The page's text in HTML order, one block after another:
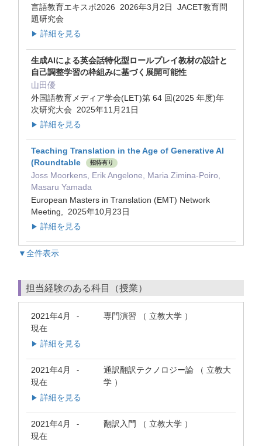
言語教育エキスポ2026 2026年3月2日 JACET教育問
題研究会
▶ 詳細を見る
⽣成AIによる英会話特化型ロールプレイ教材の設計と
⾃⼰調整学習の枠組みに基づく展開可能性
山田優
外国語教育メディア学会(LET)第 64 回(2025 年度)年
次研究大会 2025年11月21日
▶ 詳細を見る
Teaching Translation in the Age of Generative AI
(Roundtable
招待有り
Joss Moorkens, Erik Angelone, Maria Zimina-Poiro,
Masaru Yamada
European Masters in Translation (EMT) Network
Meeting, 2025年10月23日
▶ 詳細を見る
▼全件表示
担当経験のある科目（授業）
2021年4月 -
現在
専門演習 （ 立教大学 ）
▶ 詳細を見る
2021年4月 -
現在
通訳翻訳テクノロジー論 （ 立教大
学 ）
▶ 詳細を見る
2021年4月 -
現在
翻訳入門 （ 立教大学 ）